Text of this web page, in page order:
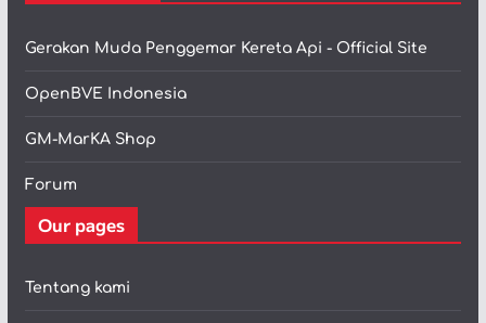
Gerakan Muda Penggemar Kereta Api - Official Site
OpenBVE Indonesia
GM-MarKA Shop
Forum
Our pages
Tentang kami